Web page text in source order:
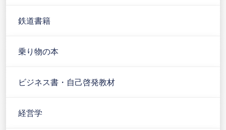
鉄道書籍
乗り物の本
ビジネス書・自己啓発教材
経営学